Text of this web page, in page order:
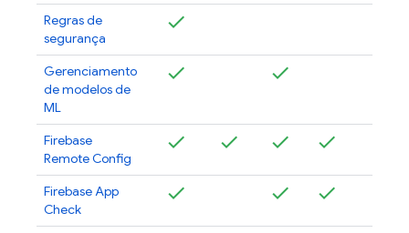
Regras de
segurança
Gerenciamento
de modelos de
ML
Firebase
Remote Config
Firebase App
Check